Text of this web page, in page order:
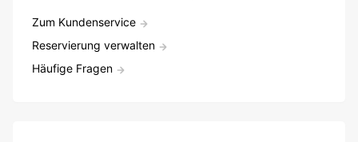
Zum Kundenservice
Reservierung verwalten
Häufige Fragen